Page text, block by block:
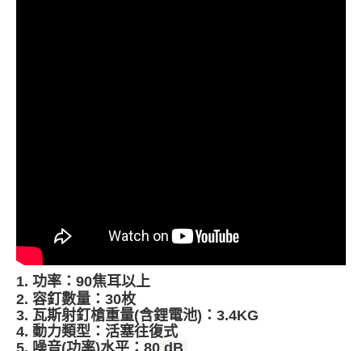
1. 功率： 90焦耳以上
2. 容釘數量： 30枚
3. 瓦斯射釘槍重量(含鋰電池) ： 3.4KG
4. 動力類型：活塞往復式
5. 噪音(功率)水平： 80 dB